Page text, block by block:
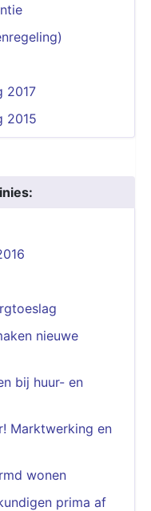
2017
2015
nieuwe
bij huur- en
Marktwerking en
wonen
prima af